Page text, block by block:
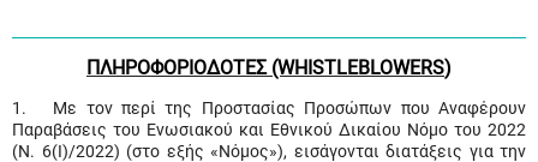
ΠΛΗΡΟΦΟΡΙΟΔΟΤΕΣ (WHISTLEBLOWERS)
1. Με τον περί της Προστασίας Προσώπων που Αναφέρουν
Παραβάσεις του Ενωσιακού και Εθνικού Δικαίου Νόμο του 2022
(Ν. 6(I)/2022) (στο εξής «Νόμος»), εισάγονται διατάξεις για την